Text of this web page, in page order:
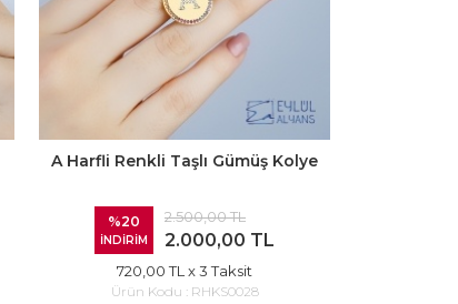
A Harfli Renkli Taşlı Gümüş Kolye
%20
İNDİRİM
2.500,00 TL
2.000,00 TL
720,00 TL x 3 Taksit
Ürün Kodu : RHKS0028